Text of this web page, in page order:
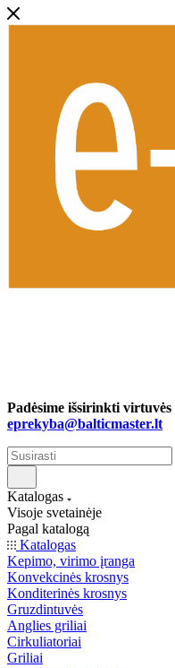
Padėsime išsirinkti
eprekyba@balticmaster.lt
Katalogas
Visoje svetainėje
Pagal katalogą
Katalogas
Kepimo, virimo įranga
Konvekcinės krosnys
Konditerinės krosnys
Gruzdintuvės
Anglies griliai
Cirkuliatoriai
Griliai